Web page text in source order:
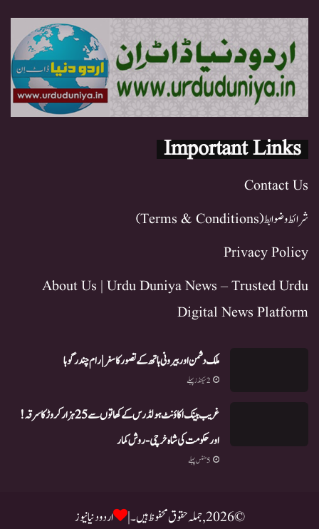
Important Links
Contact Us
شرائط و ضوابط (Terms & Conditions)
Privacy Policy
About Us | Urdu Duniya News – Trusted Urdu
Digital News Platform
ملک دشمن اور بیرونی ہاتھ کے تصور کا سفر | رام چندر گوہا
2 سیکنڈز پہلے
غریب بینک اکاؤنٹ ہولڈرس کے کھاتوں سے 25 ہزار کروڑ کا سرقہ!
اور حکومت کی شاہ خرچی-روش کمار
5 منٹس پہلے
© 2026, جملہ حقوق محفوظ ہیں۔ | اردو دنیا نیوز